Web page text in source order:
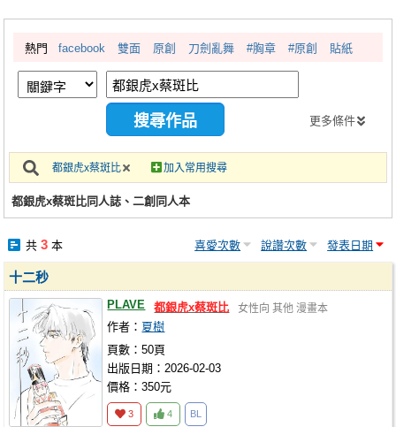
繪圖藝廊
交流中心
攤位轉讓區
會員中心
註冊會員
熱門 facebook 雙面 原創 刀劍亂舞 #胸章 #原創 貼紙
更多條件
都銀虎x蔡斑比 加入常用搜尋
都銀虎x蔡斑比同人誌、二創同人本
共 3本 喜愛次數 說讚次數 發表日期
十二秒
PLAVE 都銀虎x蔡斑比 女性向 其他 漫畫本
作者： 夏樹
頁數：50頁
出版日期：2026-02-03
價格：350元
3 4 BL